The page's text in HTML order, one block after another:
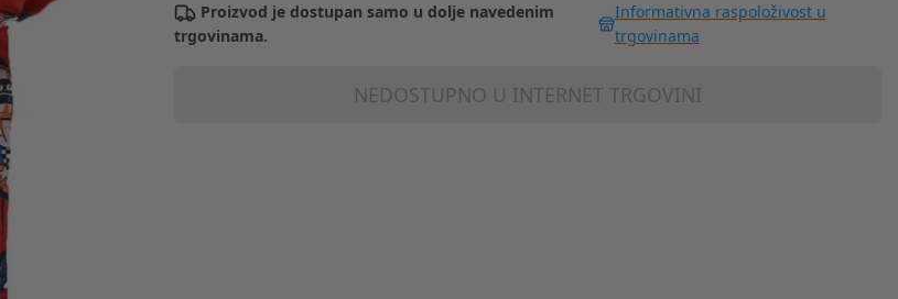
Proizvod je dostupan samo u dolje navedenim
trgovinama.
Informativna raspoloživost u
trgovinama
NEDOSTUPNO U INTERNET TRGOVINI